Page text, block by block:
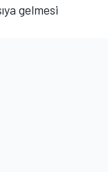
gelmesi